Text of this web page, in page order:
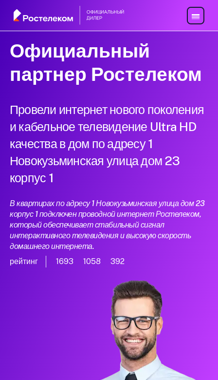
Официальный
партнер Ростелеком
Провели интернет нового поколения
и кабельное телевидение Ultra HD
качества в дом по адресу 1
Новокузьминская улица дом 23
корпус 1
В квартирах по адресу 1 Новокузьминская улица дом 23
корпус 1 подключен проводной интернет Ростелеком,
который обеспечивает стабильный сигнал
интерактивного телевидения и высокую скорость
домашнего интернета.
рейтинг
1693 1058 392